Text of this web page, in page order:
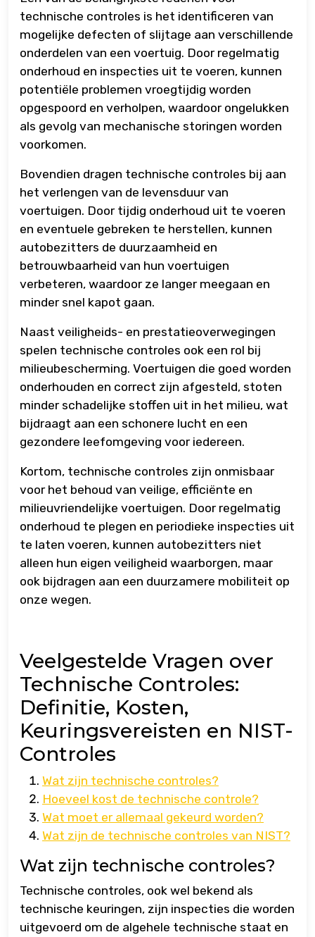
technische controles is het identificeren van
mogelijke defecten of slijtage aan verschillende
onderdelen van een voertuig. Door regelmatig
onderhoud en inspecties uit te voeren, kunnen
potentiële problemen vroegtijdig worden
opgespoord en verholpen, waardoor ongelukken
als gevolg van mechanische storingen worden
voorkomen.
Bovendien dragen technische controles bij aan
het verlengen van de levensduur van
voertuigen. Door tijdig onderhoud uit te voeren
en eventuele gebreken te herstellen, kunnen
autobezitters de duurzaamheid en
betrouwbaarheid van hun voertuigen
verbeteren, waardoor ze langer meegaan en
minder snel kapot gaan.
Naast veiligheids- en prestatieoverwegingen
spelen technische controles ook een rol bij
milieubescherming. Voertuigen die goed worden
onderhouden en correct zijn afgesteld, stoten
minder schadelijke stoffen uit in het milieu, wat
bijdraagt aan een schonere lucht en een
gezondere leefomgeving voor iedereen.
Kortom, technische controles zijn onmisbaar
voor het behoud van veilige, efficiënte en
milieuvriendelijke voertuigen. Door regelmatig
onderhoud te plegen en periodieke inspecties uit
te laten voeren, kunnen autobezitters niet
alleen hun eigen veiligheid waarborgen, maar
ook bijdragen aan een duurzamere mobiliteit op
onze wegen.
Veelgestelde Vragen over
Technische Controles:
Definitie, Kosten,
Keuringsvereisten en NIST-
Controles
Wat zijn technische controles?
Hoeveel kost de technische controle?
Wat moet er allemaal gekeurd worden?
Wat zijn de technische controles van NIST?
Wat zijn technische controles?
Technische controles, ook wel bekend als
technische keuringen, zijn inspecties die worden
uitgevoerd om de algehele technische staat en